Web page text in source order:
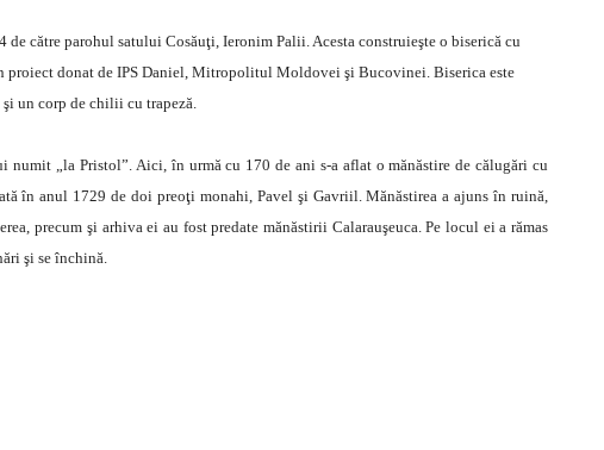
către parohul satului Cosăuţi, Ieronim Palii. Acesta construieşte o biserică cu
donat de IPS Daniel, Mitropolitul Moldovei şi Bucovinei. Biserica este
un corp de chilii cu trapeză.
numit „la Pristol”. Aici, în urmă cu 170 de ani s-a aflat o mănăstire de călugări cu
în anul 1729 de doi preoţi monahi, Pavel şi Gavriil. Mănăstirea a ajuns în ruină,
precum şi arhiva ei au fost predate mănăstirii Calarauşeuca. Pe locul ei a rămas
şi se închină.